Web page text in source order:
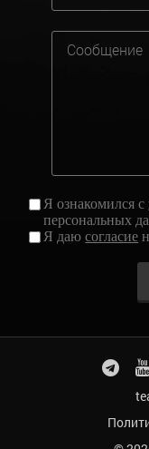
Я ознакомился с
персональных
Я даюсогласие